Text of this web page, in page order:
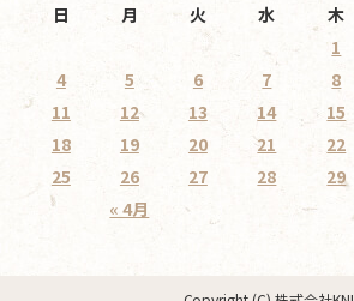
日
月 火 水 木
« 4月
1
4
5 6 7 8
11
12 13 14 15
18
19 20 21 22
25
26 27 28 29